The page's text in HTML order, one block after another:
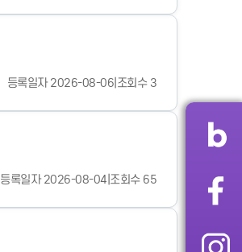
등록일자 2026-08-06 조회수 3
등록일자 2026-08-04 조회수 65